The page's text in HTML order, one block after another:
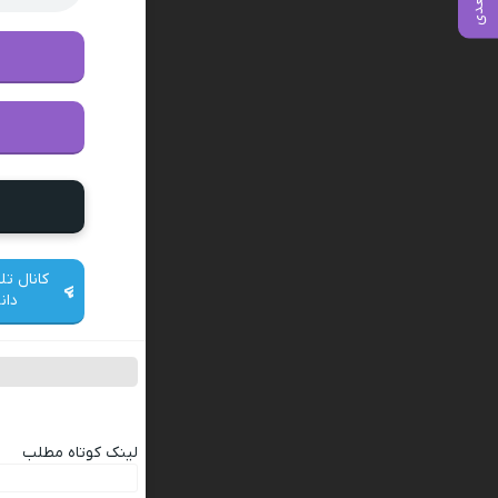
کانال
لینک کوتاه مطلب